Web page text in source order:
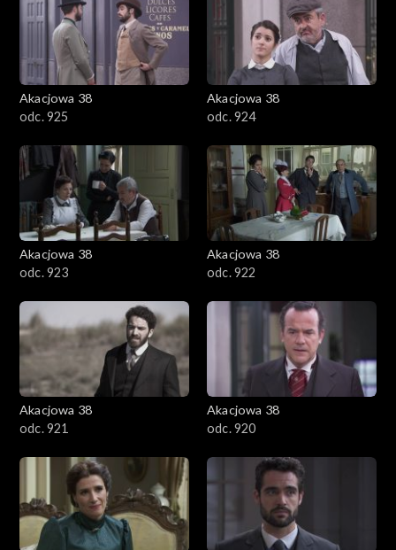
Akacjowa 38
odc. 925
Akacjowa 38
odc. 924
Akacjowa 38
odc. 923
Akacjowa 38
odc. 922
Akacjowa 38
odc. 921
Akacjowa 38
odc. 920